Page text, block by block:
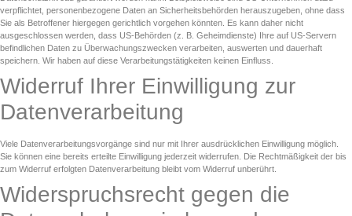
verpflichtet, personenbezogene Daten an Sicherheitsbehörden herauszugeben, ohne dass
Sie als Betroffener hiergegen gerichtlich vorgehen könnten. Es kann daher nicht
ausgeschlossen werden, dass US-Behörden (z. B. Geheimdienste) Ihre auf US-Servern
befindlichen Daten zu Überwachungszwecken verarbeiten, auswerten und dauerhaft
speichern. Wir haben auf diese Verarbeitungstätigkeiten keinen Einfluss.
Widerruf Ihrer Einwilligung zur
Datenverarbeitung
Viele Datenverarbeitungsvorgänge sind nur mit Ihrer ausdrücklichen Einwilligung möglich.
Sie können eine bereits erteilte Einwilligung jederzeit widerrufen. Die Rechtmäßigkeit der bis
zum Widerruf erfolgten Datenverarbeitung bleibt vom Widerruf unberührt.
Widerspruchsrecht gegen die